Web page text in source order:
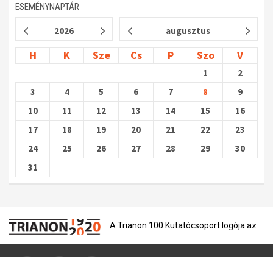
ESEMÉNYNAPTÁR
2026 augusztus
H K Sze Cs P Szo V
1
2
3
4 5 6 7 8
9
10
11 12 13 14 15
16
17
18 19 20 21 22
23
24
25 26 27 28 29
30
31
A Trianon 100 Kutatócsoport logója az